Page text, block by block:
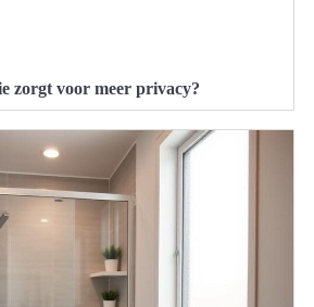
zorgt voor meer privacy?